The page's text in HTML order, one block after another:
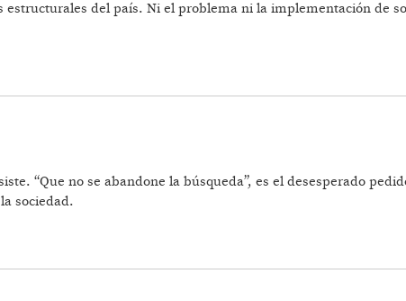
del país. Ni el problema ni la implementación de
“Que no se abandone la búsqueda”, es el desesperado
sociedad.